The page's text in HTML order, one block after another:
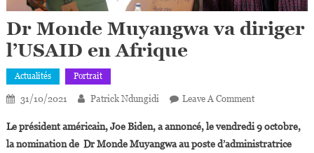
Dr Monde Muyangwa va diriger
l’USAID en Afrique
Actualités Portrait
31/10/2021 Patrick Ndungidi Leave A CommentOn
Monde
Muyangwa
Le président américain, Joe Biden, a annoncé, le vendredi 9 octobre,
la nomination de Dr Monde Muyangwa au poste d’administratrice